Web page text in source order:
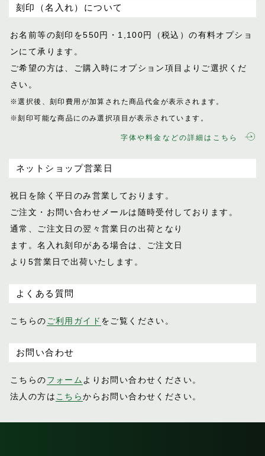
刻印（名入れ）について
お名前等の刻印を550円・1,100円（税込）の有料オプショ
ンにて承ります。
ご希望の方は、ご購入時にオプション項目 よりご選択くだ
さい。
※選択後、刻印費用が加算された商品代金が表示 されます。
※刻印可能な商品にのみ選択項目が表示されてい ます。
字体や料金などの詳細はこちら
ネットショップ営業日
祝日を除く平日のみ営業しております。
ご注文・お問い合わせメールは随時受付し ております。
通常、ご注文日の翌々営業日の出荷となり
ます。名入れ刻印がある場合は、ご注文日
より5営業日で出荷いたします。
よくある質問
こちらのご利用ガイド をご覧ください。
お問い合わせ
こちらのフォームよりお問い合わせください。
法人の方はこちらからお問い合わせください。